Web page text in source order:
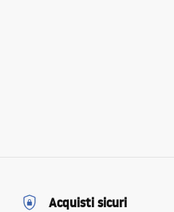
Acquisti sicuri